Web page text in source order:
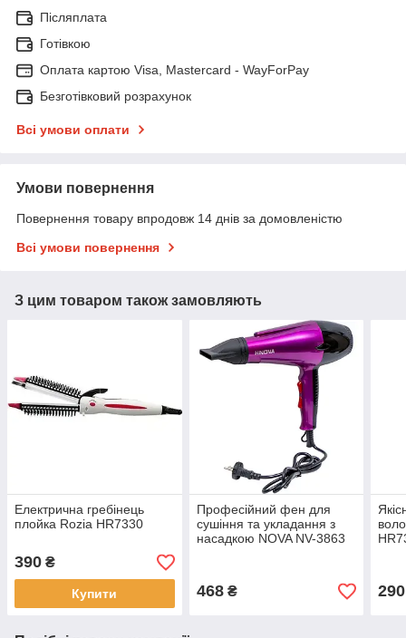
Післяплата
Готівкою
Оплата картою Visa, Mastercard - WayForPay
Безготівковий розрахунок
Всі умови оплати
Умови повернення
Повернення товару впродовж 14 днів за домовленістю
Всі умови повернення
З цим товаром також замовляють
Електрична гребінець
плойка Rozia HR7330
390 ₴
Купити
Професійний фен для
сушіння та укладання з
насадкою NOVA NV-3863
468₴ 290